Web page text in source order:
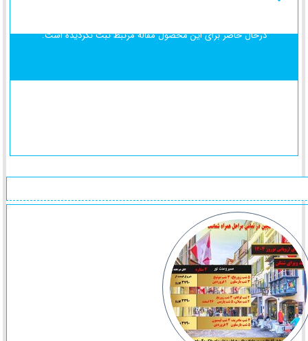
درحال حاضر برای این محصولمقاله مرتبط ثبت نگردیده است.